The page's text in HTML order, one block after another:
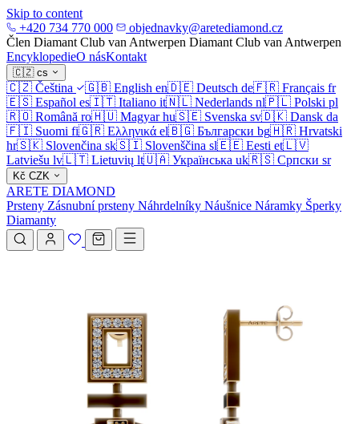
Skip to content
+420 734 770 000
objednavky@aretediamond.cz
Člen Diamant Club van Antwerpen Diamant Club van Antwerpen
EncyklopedieO násKontakt
🇨🇿 cs
🇨🇿 Čeština 🇬🇧 English en🇩🇪 Deutsch de🇫🇷 Français fr
🇪🇸 Español es🇮🇹 Italiano it🇳🇱 Nederlands nl🇵🇱 Polski pl
🇷🇴 Română ro🇭🇺 Magyar hu🇸🇪 Svenska sv🇩🇰 Dansk da
🇫🇮 Suomi fi🇬🇷 Ελληνικά el🇧🇬 Български bg🇭🇷 Hrvatski
hr🇸🇰 Slovenčina sk🇸🇮 Slovenščina sl🇪🇪 Eesti et🇱🇻
Latviešu lv🇱🇹 Lietuvių lt🇺🇦 Українська uk🇷🇸 Српски sr
Kč CZK
ARETE DIAMOND
Prsteny Zásnubní prsteny Náhrdelníky Náušnice Náramky Šperky
Diamanty